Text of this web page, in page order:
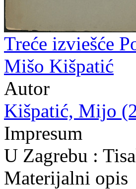
Treće izviešće
Mišo Kišpatić
Autor
Kišpatić, Mijo
Impresum
U Zagrebu :
Materijalni opis